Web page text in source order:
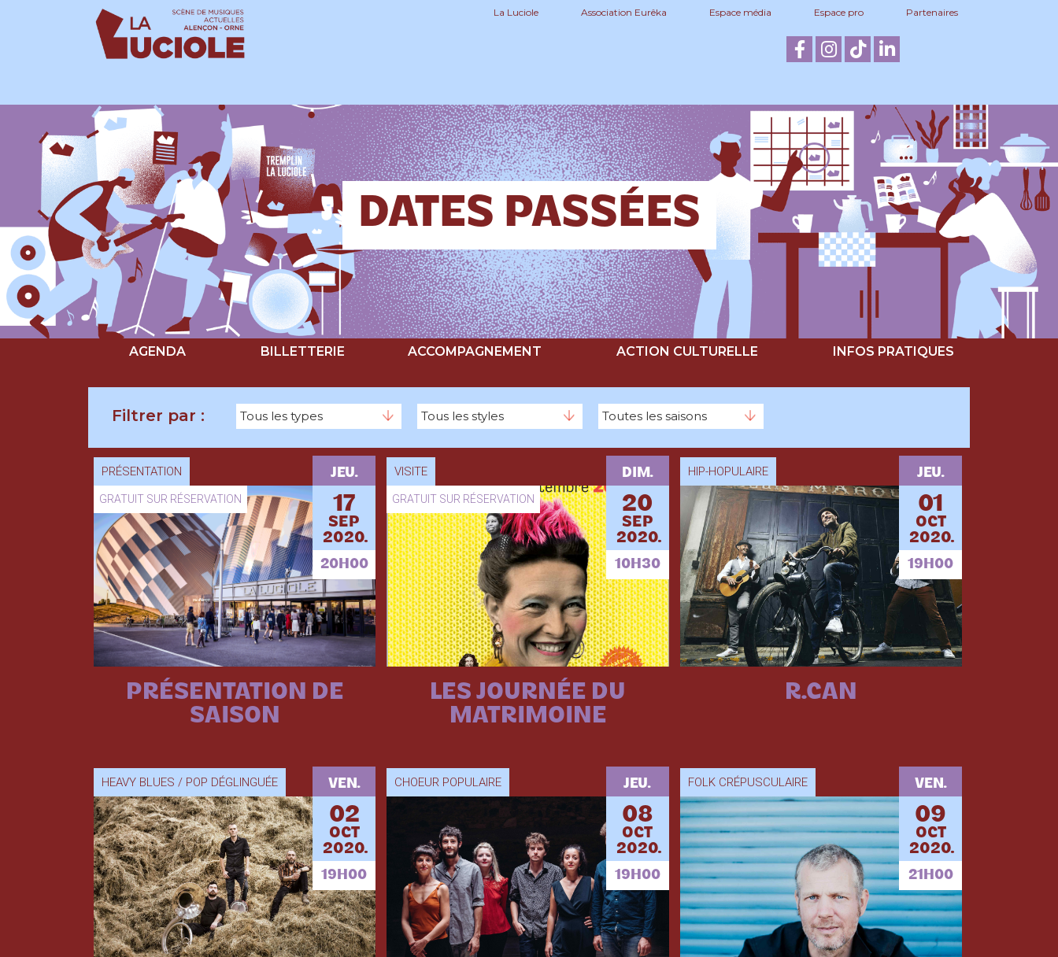
La Luciole Association Eurêka Espace média Espace pro Partenaires
DATES PASSÉES
AGENDA BILLETTERIE ACCOMPAGNEMENT ACTION CULTURELLE INFOS PRATIQUES
PRÉSENTATION
GRATUIT SUR RÉSERVATION
JEU.
17
SEP
2020.
20H00
PRÉSENTATION DE
SAISON
VISITE
GRATUIT SUR RÉSERVATION
DIM.
20
SEP
2020.
10H30
LES JOURNÉE DU
MATRIMOINE
HIP-HOPULAIRE JEU.
01
OCT
2020.
19H00
R.CAN
HEAVY BLUES / POP DÉGLINGUÉE VEN.
02
OCT
2020.
19H00
CHOEUR POPULAIRE JEU.
08
OCT
2020.
19H00
FOLK CRÉPUSCULAIRE VEN.
09
OCT
2020.
21H00
Panneau de gestion des cookies